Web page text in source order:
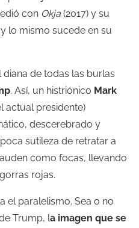
con Okja (2017) y su
lo mismo sucede en su
diana de todas las burlas
. Así, un histriónico Mark
actual presidente)
descerebrado y
sutileza de retratar a
como focas, llevando
rojas.
el paralelismo. Sea o no
Trump, la imagen que se